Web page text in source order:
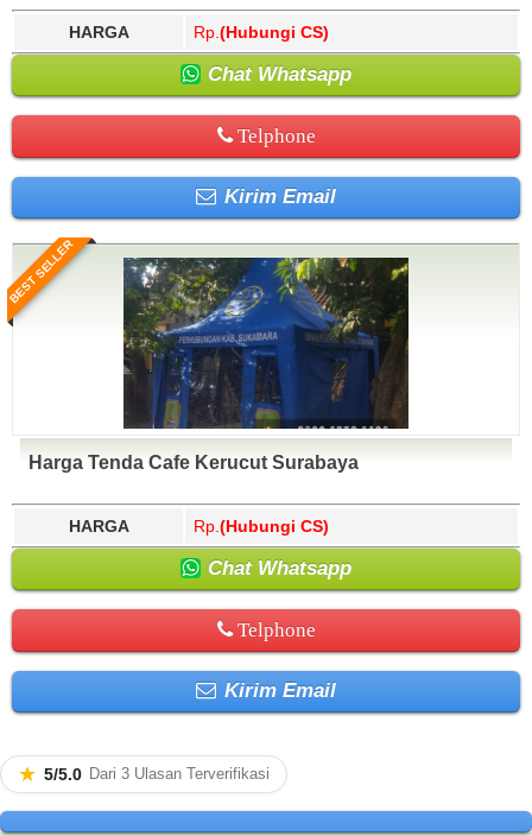
HARGA Rp. (Hubungi CS)
Chat Whatsapp
Telphone
Kirim Email
BEST SELLER
Harga Tenda Cafe Kerucut Surabaya
HARGA Rp. (Hubungi CS)
Chat Whatsapp
Telphone
Kirim Email
★ 5/5.0 Dari 3 Ulasan Terverifikasi